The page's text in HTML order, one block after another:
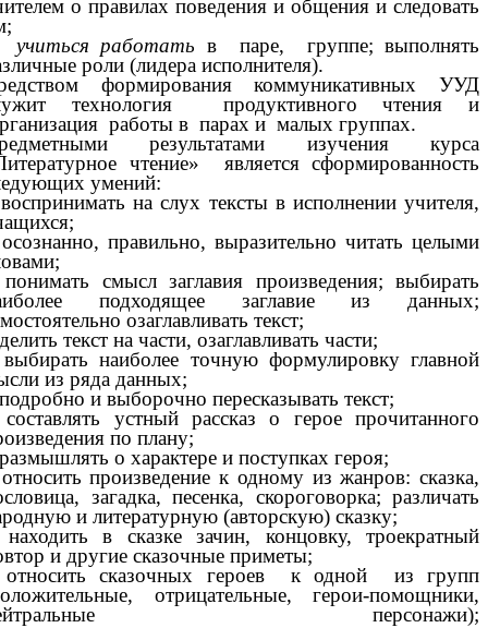
о правилах поведения и общения и следовать
учиться работать в паре, группе; выполнять
роли (лидера исполнителя).
формирования коммуникативных УУД
технология продуктивного чтения и
работы в парах и малых группах.
результатами изучения курса
чтение» является сформированность
умений:
на слух тексты в исполнении учителя,
правильно, выразительно читать целыми
смысл заглавия произведения; выбирать
подходящее заглавие из данных;
озаглавливать текст;
текст на части, озаглавливать части;
наиболее точную формулировку главной
из ряда данных;
и выборочно пересказывать текст;
устный рассказ о герое прочитанного
по плану;
о характере и поступках героя;
произведение к одному из жанров: сказка,
загадка, песенка, скороговорка; различать
и литературную (авторскую) сказку;
в сказке зачин, концовку, троекратный
и другие сказочные приметы;
сказочных героев к одной из групп
отрицательные, герои-помощники,
персонажи);